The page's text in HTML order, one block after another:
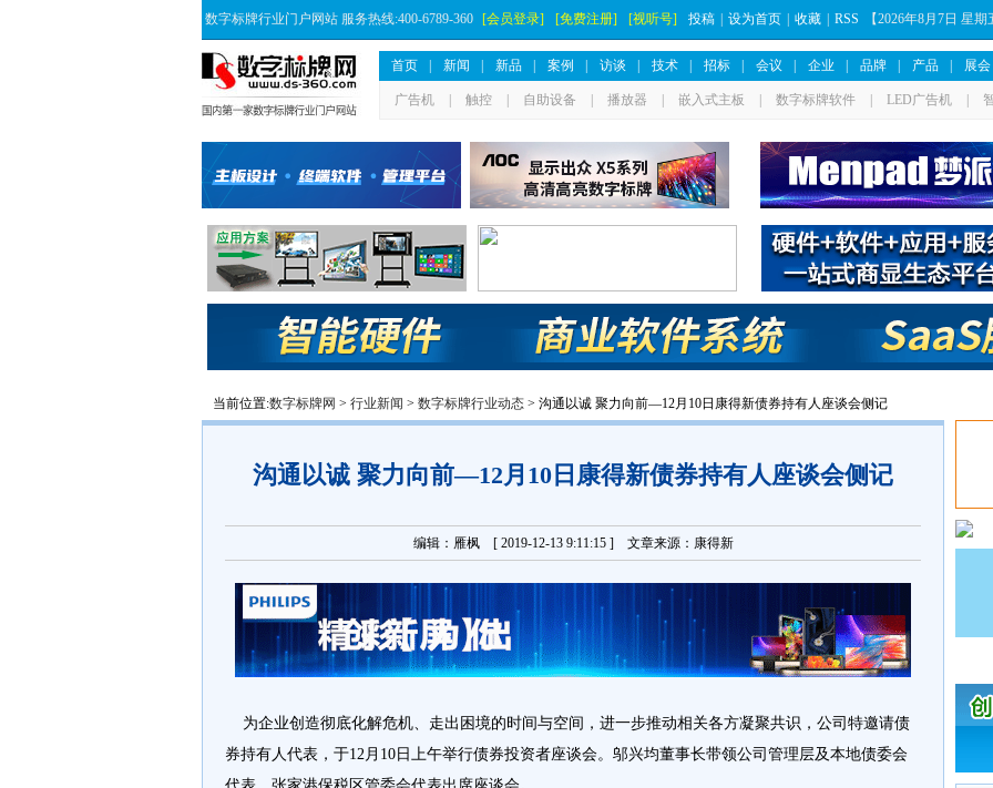
数字标牌行业门户网站 服务热线:400-6789-360 [会员登录] [免费注册] [视听号] 投稿 设为首页 收藏 RSS 【2026年8月7日 星期
首页 新闻 新品 案例 访谈 技术 招标 会议 企业 品牌 产品 展会
广告机 触控 自助设备 播放器 嵌入式主板 数字标牌软件 LED广告机
当前位置:数字标牌网 > 行业新闻 > 数字标牌行业动态 > 沟通以诚 聚力向前—12月10日康得新债券持有人座谈会侧记
沟通以诚 聚力向前—12月10日康得新债券持有人座谈会侧记
编辑：雁枫 [ 2019-12-13 9:11:15 ] 文章来源：康得新
为企业创造彻底化解危机、走出困境的时间与空间，进一步推动相关各方凝聚共识，公司特邀请债
券持有人代表，于12月10日上午举行债券投资者座谈会。邬兴均董事长带领公司管理层及本地债委会